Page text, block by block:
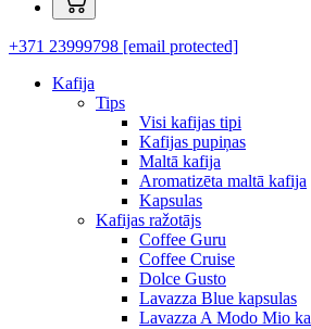
+371 23999798 [email protected]
Kafija
Tips
Visi kafijas tipi
Kafijas pupiņas
Maltā kafija
Aromatizēta maltā kafija
Kapsulas
Kafijas ražotājs
Coffee Guru
Coffee Cruise
Dolce Gusto
Lavazza Blue kapsulas
Lavazza A Modo Mio